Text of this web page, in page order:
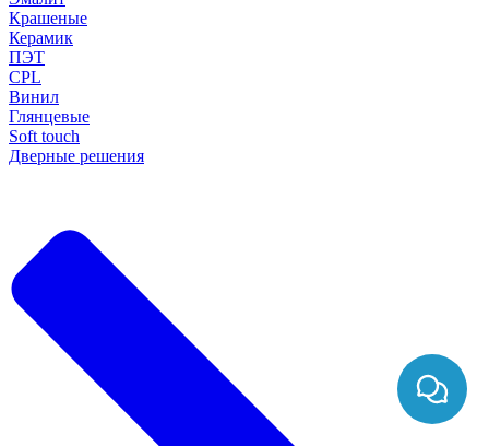
Крашеные
Керамик
ПЭТ
CPL
Винил
Глянцевые
Soft touch
Дверные решения